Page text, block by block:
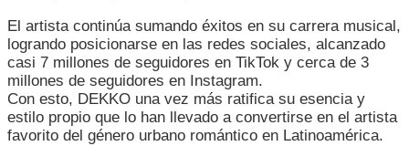
El artista continúa sumando éxitos en su carrera musical,
logrando posicionarse en las redes sociales, alcanzado
casi 7 millones de seguidores en TikTok y cerca de 3
millones de seguidores en Instagram.
Con esto, DEKKO una vez más ratifica su esencia y
estilo propio que lo han llevado a convertirse en el artista
favorito del género urbano romántico en Latinoamérica.